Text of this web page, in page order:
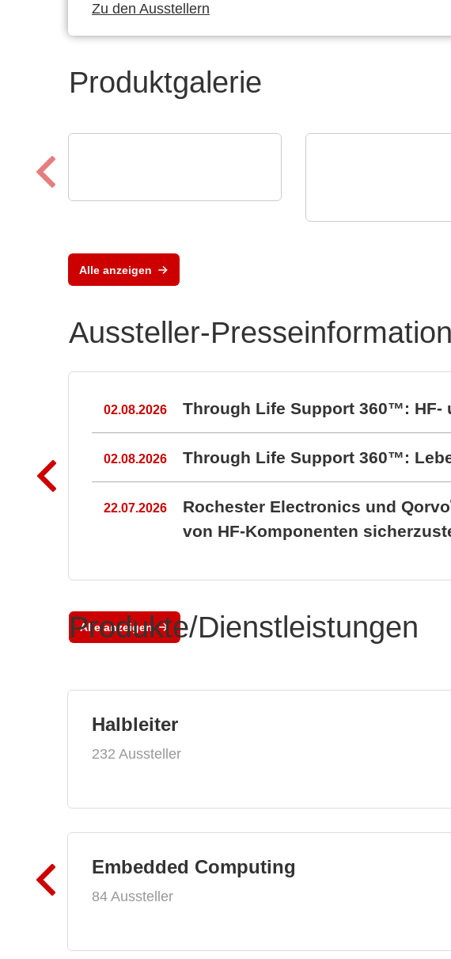
Zu den Ausstellern
Produktgalerie
Alle anzeigen
Aussteller-
02.08.2026 Through Life Support 360™: HF-
02.08.2026 Through Life Support 360™:
22.07.2026 Rochester Electronics und Qorvo
von HF-Komponenten
Alle anzeigen
Produkte/Dienstleistungen
Halbleiter
232 Aussteller
Embedded Computing
84 Aussteller